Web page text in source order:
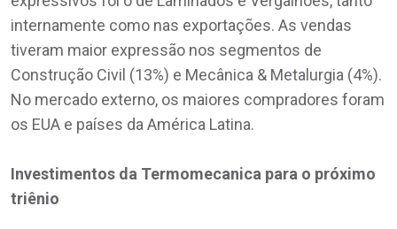
internamente como nas exportações. As vendas
tiveram maior expressão nos segmentos de
Construção Civil (13%) e Mecânica & Metalurgia (4%).
No mercado externo, os maiores compradores foram
os EUA e países da América Latina.
Investimentos da Termomecanica para o próximo
triênio